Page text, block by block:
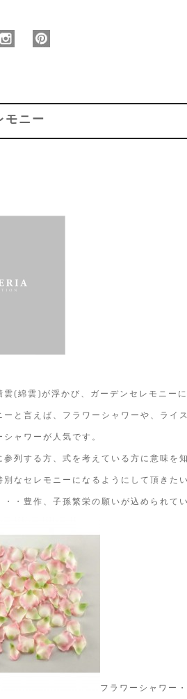
モニー
(綿雲)が浮かび、ガーデンセレモニー
と言えば、フラワーシャワーや、ライ
ャワーが人気です。
列する方、式を考えている方に意味を
なセレモニーになるようにして頂きた
・豊作、子孫繁栄の願いが込められてい
フラワーシャワー